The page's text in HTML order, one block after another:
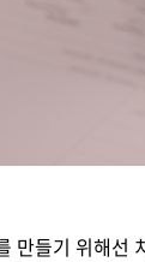
만들기 위해선